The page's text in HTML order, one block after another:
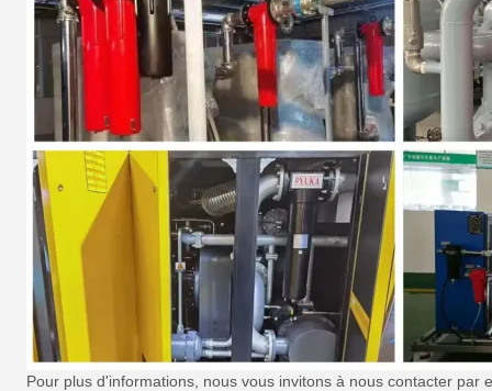
Pour plus d'informations, nous vous invitons à nous contacter par